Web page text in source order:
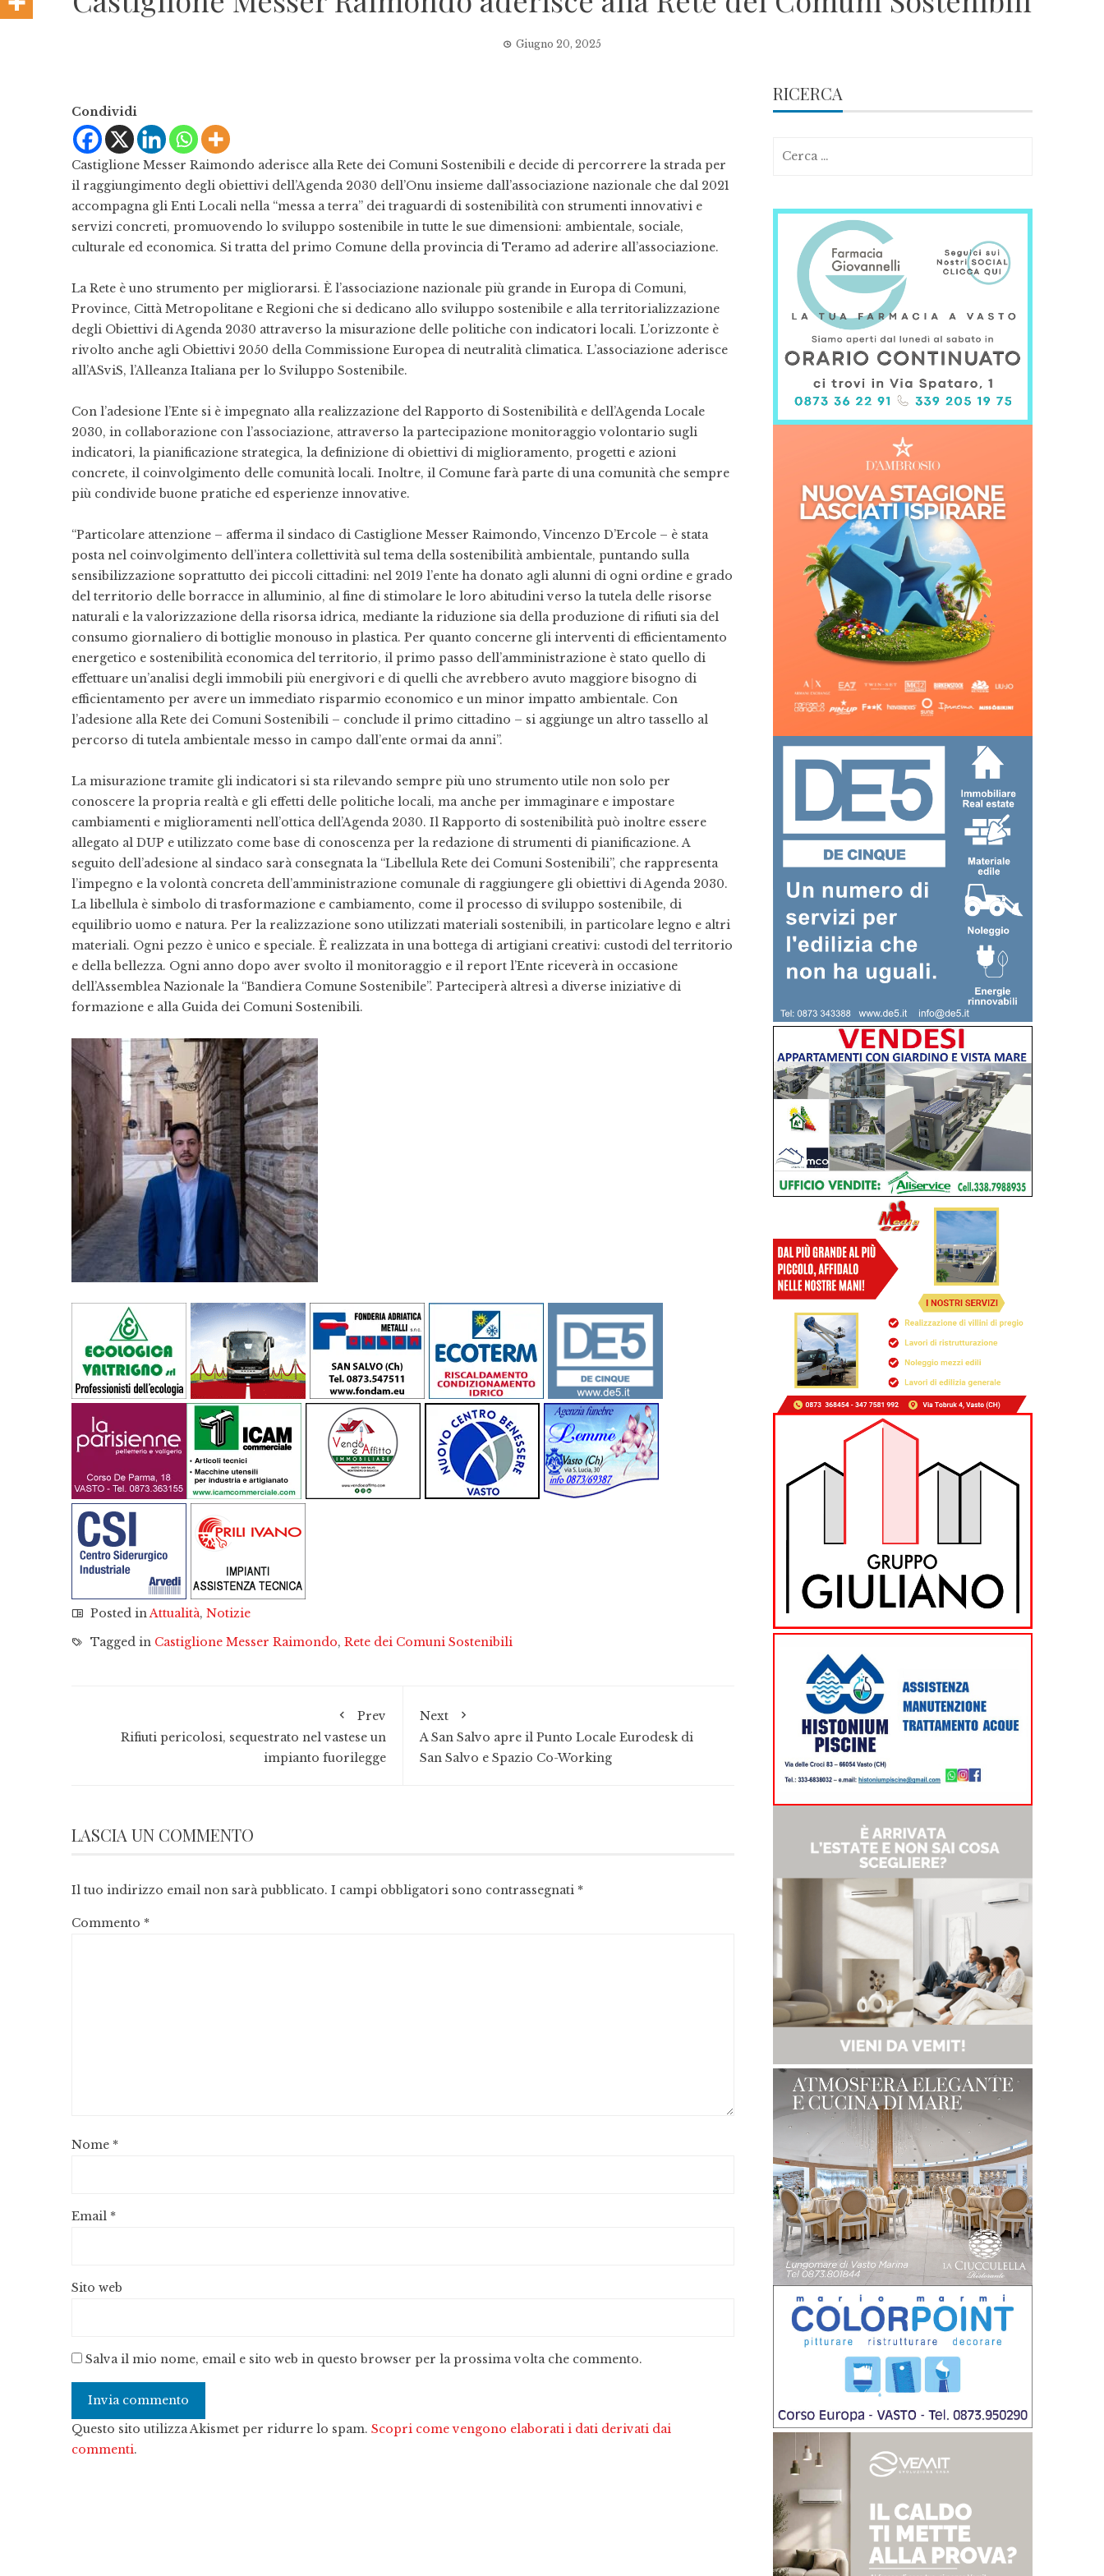
Giugno 20, 2025
Condividi
Castiglione Messer Raimondo aderisce alla Rete dei Comuni Sostenibili e decide di percorrere la strada per
il raggiungimento degli obiettivi dell’Agenda 2030 dell’Onu insieme dall’associazione nazionale che dal 2021
accompagna gli Enti Locali nella “messa a terra” dei traguardi di sostenibilità con strumenti innovativi e
servizi concreti, promuovendo lo sviluppo sostenibile in tutte le sue dimensioni: ambientale, sociale,
culturale ed economica. Si tratta del primo Comune della provincia di Teramo ad aderire all’associazione.
La Rete è uno strumento per migliorarsi. È l’associazione nazionale più grande in Europa di Comuni,
Province, Città Metropolitane e Regioni che si dedicano allo sviluppo sostenibile e alla territorializzazione
degli Obiettivi di Agenda 2030 attraverso la misurazione delle politiche con indicatori locali. L’orizzonte è
rivolto anche agli Obiettivi 2050 della Commissione Europea di neutralità climatica. L’associazione aderisce
all’ASviS, l’Alleanza Italiana per lo Sviluppo Sostenibile.
Con l’adesione l’Ente si è impegnato alla realizzazione del Rapporto di Sostenibilità e dell’Agenda Locale
2030, in collaborazione con l’associazione, attraverso la partecipazione monitoraggio volontario sugli
indicatori, la pianificazione strategica, la definizione di obiettivi di miglioramento, progetti e azioni
concrete, il coinvolgimento delle comunità locali. Inoltre, il Comune farà parte di una comunità che sempre
più condivide buone pratiche ed esperienze innovative.
“Particolare attenzione – afferma il sindaco di Castiglione Messer Raimondo, Vincenzo D’Ercole – è stata
posta nel coinvolgimento dell’intera collettività sul tema della sostenibilità ambientale, puntando sulla
sensibilizzazione soprattutto dei piccoli cittadini: nel 2019 l’ente ha donato agli alunni di ogni ordine e grado
del territorio delle borracce in alluminio, al fine di stimolare le loro abitudini verso la tutela delle risorse
naturali e la valorizzazione della risorsa idrica, mediante la riduzione sia della produzione di rifiuti sia del
consumo giornaliero di bottiglie monouso in plastica. Per quanto concerne gli interventi di efficientamento
energetico e sostenibilità economica del territorio, il primo passo dell’amministrazione è stato quello di
effettuare un’analisi degli immobili più energivori e di quelli che avrebbero avuto maggiore bisogno di
efficientamento per avere un immediato risparmio economico e un minor impatto ambientale. Con
l’adesione alla Rete dei Comuni Sostenibili – conclude il primo cittadino – si aggiunge un altro tassello al
percorso di tutela ambientale messo in campo dall’ente ormai da anni”.
La misurazione tramite gli indicatori si sta rilevando sempre più uno strumento utile non solo per
conoscere la propria realtà e gli effetti delle politiche locali, ma anche per immaginare e impostare
cambiamenti e miglioramenti nell’ottica dell’Agenda 2030. Il Rapporto di sostenibilità può inoltre essere
allegato al DUP e utilizzato come base di conoscenza per la redazione di strumenti di pianificazione. A
seguito dell’adesione al sindaco sarà consegnata la “Libellula Rete dei Comuni Sostenibili”, che rappresenta
l’impegno e la volontà concreta dell’amministrazione comunale di raggiungere gli obiettivi di Agenda 2030.
La libellula è simbolo di trasformazione e cambiamento, come il processo di sviluppo sostenibile, di
equilibrio uomo e natura. Per la realizzazione sono utilizzati materiali sostenibili, in particolare legno e altri
materiali. Ogni pezzo è unico e speciale. È realizzata in una bottega di artigiani creativi: custodi del territorio
e della bellezza. Ogni anno dopo aver svolto il monitoraggio e il report l’Ente riceverà in occasione
dell’Assemblea Nazionale la “Bandiera Comune Sostenibile”. Parteciperà altresì a diverse iniziative di
formazione e alla Guida dei Comuni Sostenibili.
Posted inAttualità, Notizie
Tagged in Castiglione Messer Raimondo, Rete dei Comuni Sostenibili
Prev
Rifiuti pericolosi, sequestrato nel vastese un
impianto fuorilegge
Next
A San Salvo apre il Punto Locale Eurodesk di
San Salvo e Spazio Co-Working
LASCIA UN COMMENTO
Il tuo indirizzo email non sarà pubblicato. I campi obbligatori sono contrassegnati *
Commento *
Nome *
Email *
Sito web
Salva il mio nome, email e sito web in questo browser per la prossima volta che commento.
Questo sito utilizza Akismet per ridurre lo spam. Scopri come vengono elaborati i dati derivati dai
commenti.
RICERCA